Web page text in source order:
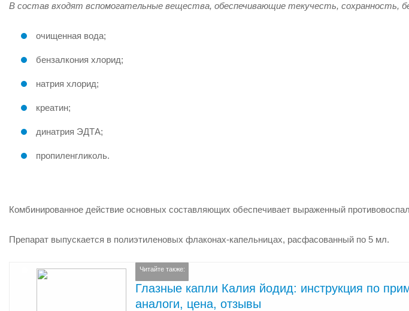
В состав входят вспомогательные вещества, обеспечивающие текучесть, сохранность,
очищенная вода;
бензалкония хлорид;
натрия хлорид;
креатин;
динатрия ЭДТА;
пропиленгликоль.
Комбинированное действие основных составляющих обеспечивает выраженный
Препарат выпускается в полиэтиленовых флаконах-капельницах, расфасованный по 5 мл.
Читайте также:
Глазные капли Калия йодид: инструкция по
аналоги, цена, отзывы